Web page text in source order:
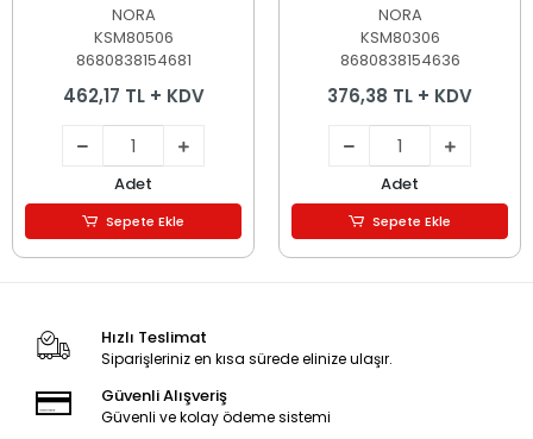
NORA
KSM80506
8680838154681
462,17 TL + KDV
Adet
Sepete Ekle
NORA
KSM80306
8680838154636
376,38 TL + KDV
Adet
Sepete Ekle
Hızlı Teslimat
Siparişleriniz en kısa sürede elinize ulaşır.
Güvenli Alışveriş
Güvenli ve kolay ödeme sistemi